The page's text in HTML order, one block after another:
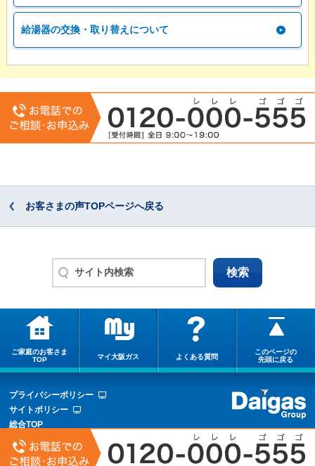
給湯器の交換・取り替えについて
お客さまの声TOPページへ戻る
ご家庭のお客さま
TOP
マイ大阪ガス よくある質問
このページの
先頭に戻る
プライバシーポリシー
サイトポリシー
総合TOP
サイトマップ